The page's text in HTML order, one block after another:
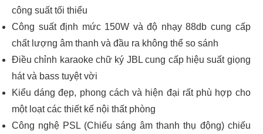
công suất tối thiểu
Công suất định mức 150W và độ nhạy 88db cung cấp
chất lượng âm thanh và đầu ra không thể so sánh
Điều chỉnh karaoke chữ ký JBL cung cấp hiệu suất giọng
hát và bass tuyệt vời
Kiểu dáng đẹp, phong cách và hiện đại rất phù hợp cho
một loạt các thiết kế nội thất phòng
Công nghệ PSL (Chiếu sáng âm thanh thụ động) chiếu